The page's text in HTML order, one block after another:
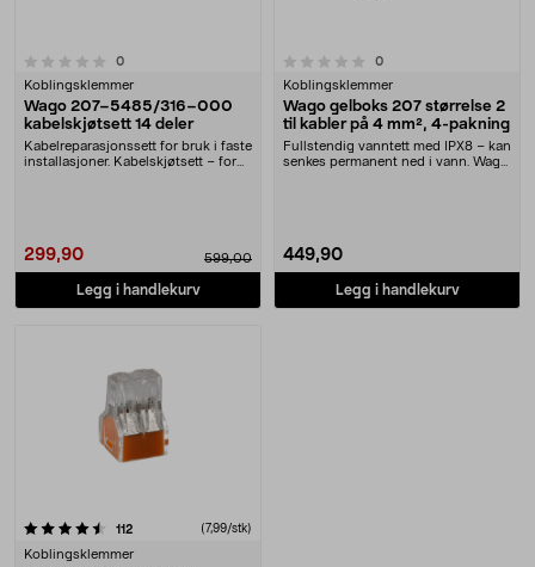
0anmeldelser
Koblingsklemmer
Wago 207–5485/316–000
kabelskjøtsett 14 deler
Kabelreparasjonssett for bruk i faste
installasjoner. Kabelskjøtsett – for
299,90 599,00
Legg i handlekurv
0.0 av 5 stjerner 0anmeldelser
Koblingsklemmer
Wago gelboks 207 størrelse 2
til kabler på 4 mm², 4-pakning
Fullstendig vanntett med IPX8 – kan
senkes permanent ned i vann. Wago
449,90
Legg i handlekurv
112anmeldelser (7,99/stk)
Koblingsklemmer